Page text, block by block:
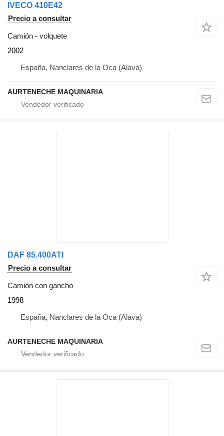
IVECO 410E42
Precio a consultar
Camión - volquete
2002
España, Nanclares de la Oca (Alava)
AURTENECHE MAQUINARIA
DAF 85.400ATI
Precio a consultar
Camión con gancho
1998
España, Nanclares de la Oca (Alava)
AURTENECHE MAQUINARIA